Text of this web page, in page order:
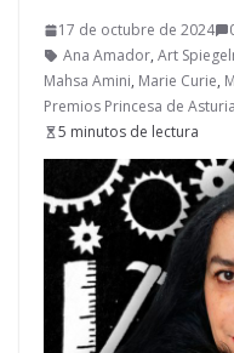
17 de octubre de 2024
Ana Amador, Art
Mahsa Amini, Marie Curie,
Premios Princesa de
5 minutos de lectura